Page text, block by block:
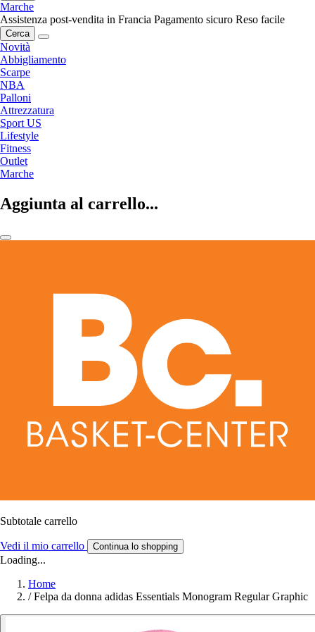
Marche
Assistenza post-vendita in Francia Pagamento sicuro Reso facile
Cerca
Novità
Abbigliamento
Scarpe
NBA
Palloni
Attrezzatura
Sport US
Lifestyle
Fitness
Outlet
Marche
Aggiunta al carrello...
Subtotale carrello
Vedi il mio carrello Continua lo shopping
Loading...
Home
/ Felpa da donna adidas Essentials Monogram Regular Graphic